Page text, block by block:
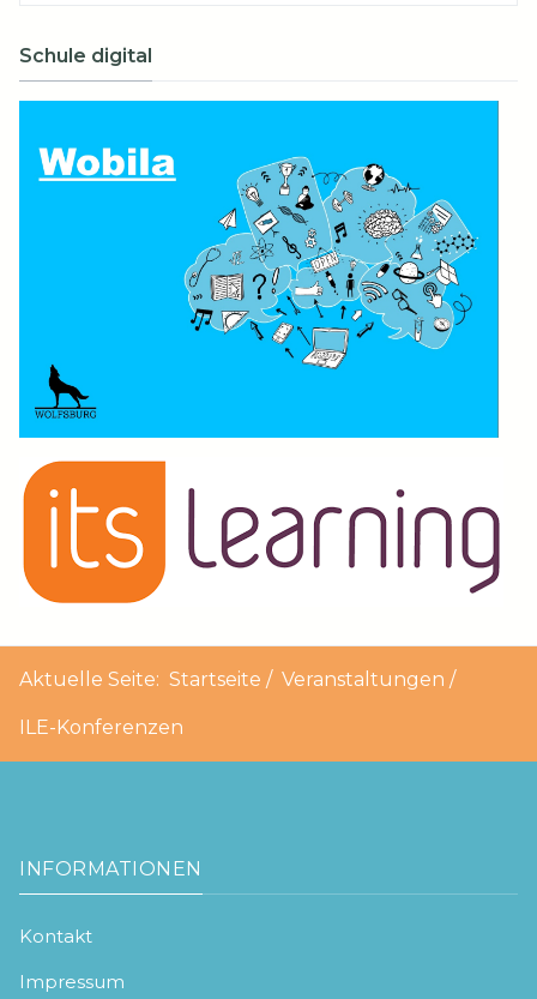
Schule digital
Aktuelle Seite: Startseite Veranstaltungen
ILE-Konferenzen
INFORMATIONEN
Kontakt
Impressum